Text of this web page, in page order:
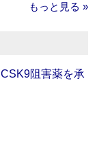
もっと見る »
阻害薬を承